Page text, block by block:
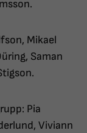
Mikael
Saman
Pia
Viviann